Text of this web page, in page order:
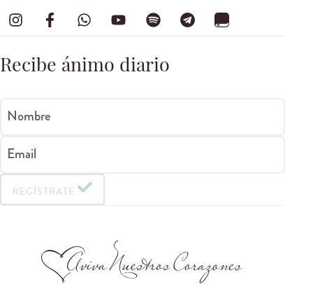
Recibe ánimo diario
Nombre
Email
REGÍSTRATE